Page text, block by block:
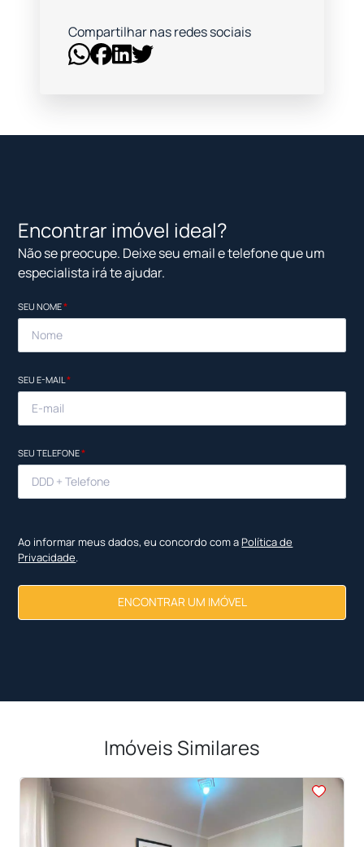
Compartilhar nas redes sociais
Encontrar imóvel ideal?
Não se preocupe. Deixe seu email e telefone que um
especialista irá te ajudar.
SEU NOME*
SEU E-MAIL*
SEU TELEFONE*
Ao informar meus dados, eu concordo com a Política de
Privacidade.
ENCONTRAR UM IMÓVEL
Imóveis Similares
<< <